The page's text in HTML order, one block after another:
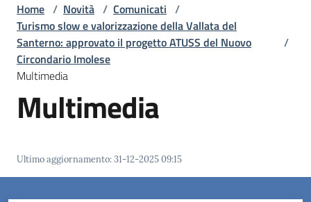
Amministrazione
Novità
Menu selezionato
Home / Novità / Comunicati /
Turismo slow e valorizzazione della Vallata del
Santerno: approvato il progetto ATUSS del Nuovo
Circondario Imolese
/
Multimedia
Multimedia
Ultimo aggiornamento:31-12-2025 09:15